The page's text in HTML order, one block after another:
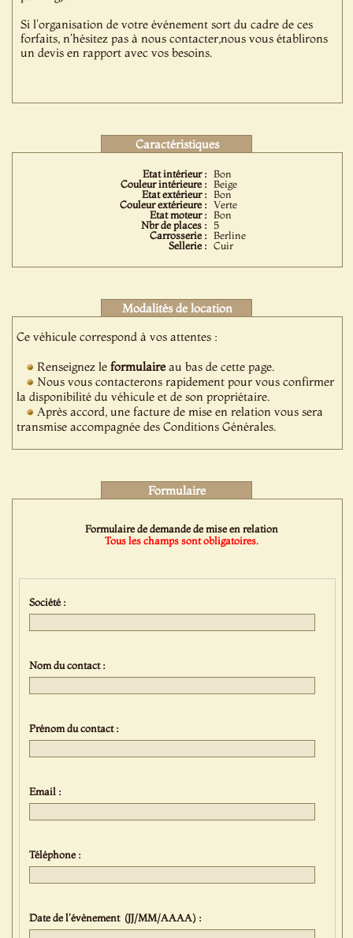
Si l'organisation de votre événement sort du cadre de ces
forfaits, n'hésitez pas à nous contacter,nous vous établirons
un devis en rapport avec vos besoins.
Caractéristiques
Etat intérieur : Bon
Couleur intérieure : Beige
Etat extérieur : Bon
Couleur extérieure : Verte
Etat moteur : Bon
Nbr de places :
5
Carrosserie : Berline
Sellerie : Cuir
Modalités de location
Ce véhicule correspond à vos attentes :
Renseignez leformulaireau bas de cette page.
Nous vous contacterons rapidement pour vous confirmer
la disponibilité du véhicule et de son propriétaire.
Après accord, une facture de mise en relation vous sera
transmise accompagnée des Conditions Générales.
Formulaire
Formulaire de demande de mise en relation
Tous les champs sont obligatoires.
Société :
Nom du contact :
Prénom du contact :
Email :
Téléphone :
Date de l'évènement (JJ/MM/AAAA) :